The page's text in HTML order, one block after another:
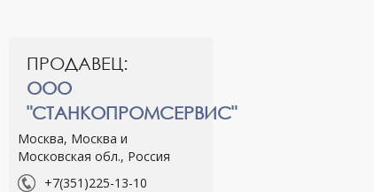
ПРОДАВЕЦ:
ООО
"СТАНКОПРОМСЕРВИС"
Москва, Москва и
Московская обл., Россия
+7(351)225-13-10